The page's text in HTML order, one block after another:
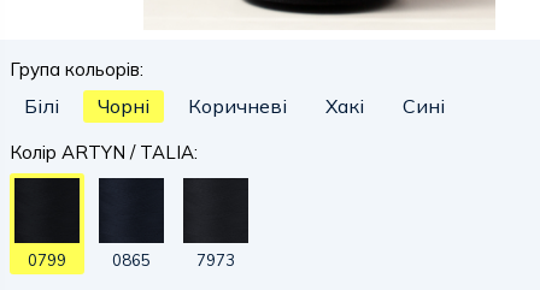
Група кольорів:
Білі Чорні Коричневі Хакі Сині
Колір ARTYN / TALIA:
0799 0865 7973